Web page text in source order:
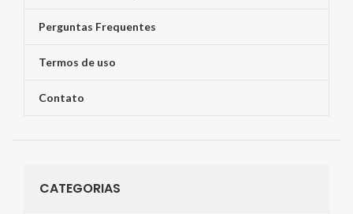
Perguntas Frequentes
Termos de uso
Contato
CATEGORIAS